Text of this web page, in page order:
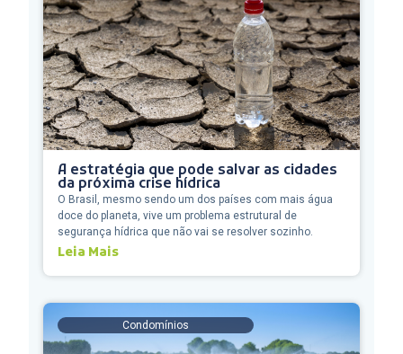
A estratégia que pode salvar as cidades
da próxima crise hídrica
O Brasil, mesmo sendo um dos países com mais água
doce do planeta, vive um problema estrutural de
segurança hídrica que não vai se resolver sozinho.
Leia Mais
Condomínios